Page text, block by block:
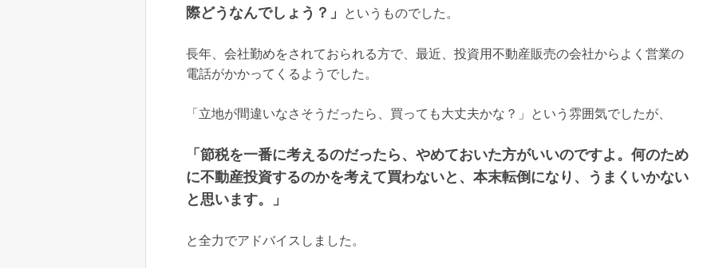
際どうなんでしょう？」
というものでした。
長年、会社勤めをされておられる方で、最近、投資用不動産販売の会社からよく営業の
電話がかかってくるようでした。
「立地が間違いなさそうだったら、買っても大丈夫かな？」という雰囲気でしたが、
「節税を一番に考えるのだったら、やめておいた方がいいのですよ。何のため
に不動産投資するのかを考えて買わないと、本末転倒になり、うまくいかない
と思います。」
と全力でアドバイスしました。